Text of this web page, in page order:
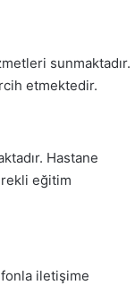
sunmaktadır.
etmektedir.
Hastane
eğitim
iletişime